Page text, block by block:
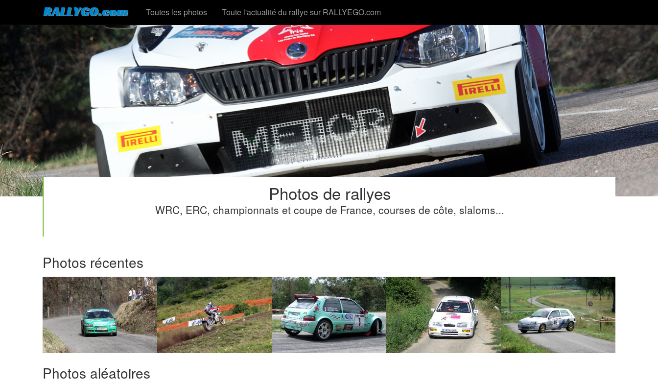
Toutes les photos Toute l'actualité du rallye sur RALLYEGO.com
Photos de rallyes
WRC, ERC, championnats et coupe de France, courses de côte, slaloms...
Photos récentes
Photos aléatoires